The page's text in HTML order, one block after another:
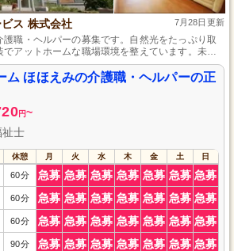
ス 株式会社 7月28日更新
職・ヘルパーの募集です。自然光をたっぷり取
でアットホームな職場環境を整えています。未経
つ方も、一人ひとりを大切にする風土が根付いて
きる場所です。マイカー通勤が可能な点も、働く
ム ほほえみの介護職・ヘルパーの正
円~
士
休憩 月 火 水 木 金 土 日
60分 急募 急募 急募 急募 急募 急募 急募
60分 急募 急募 急募 急募 急募 急募 急募
60分 急募 急募 急募 急募 急募 急募 急募
90分 急募 急募 急募 急募 急募 急募 急募